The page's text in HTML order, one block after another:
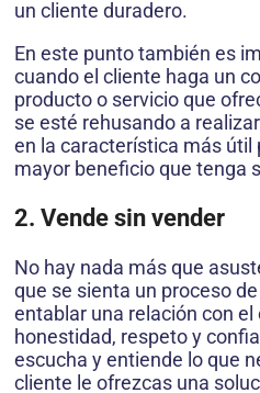
un cliente duradero.
En este punto también es
cuando el cliente haga un
producto o servicio que
se esté rehusando a
en la característica más útil
mayor beneficio que tenga
2. Vende sin vender
No hay nada más que
que se sienta un proceso
entablar una relación con el
honestidad, respeto y
escucha y entiende lo que
cliente le ofrezcas una